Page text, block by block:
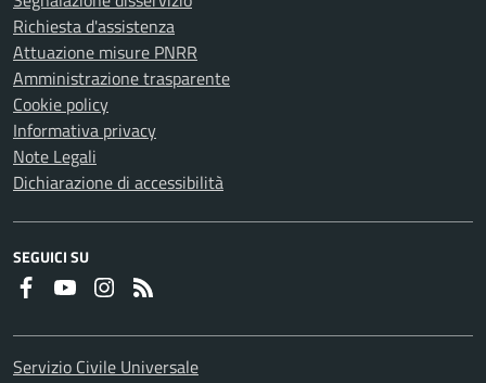
Richiesta d'assistenza
Attuazione misure PNRR
Amministrazione trasparente
Cookie policy
Informativa privacy
Note Legali
Dichiarazione di accessibilità
SEGUICI SU
FaceboookYoutubeInstagram
Servizio Civile Universale